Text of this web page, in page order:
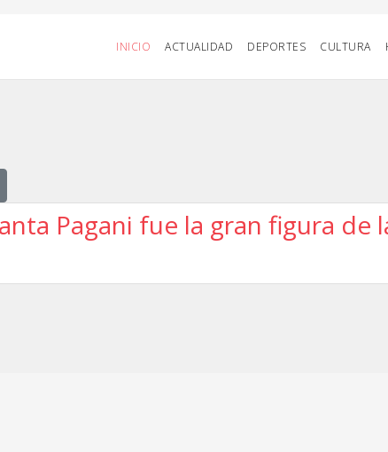
INICIO ACTUALIDAD DEPORTES CULTURA
Pagani fue la gran figura de